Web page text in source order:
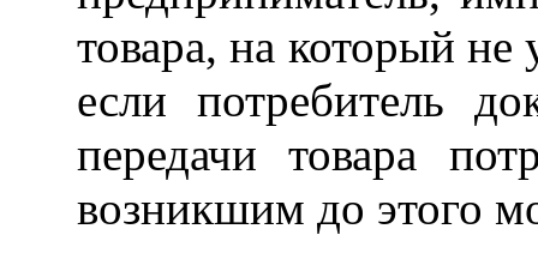
товара, на который не
если потребитель
передачи товара
возникшим до этого